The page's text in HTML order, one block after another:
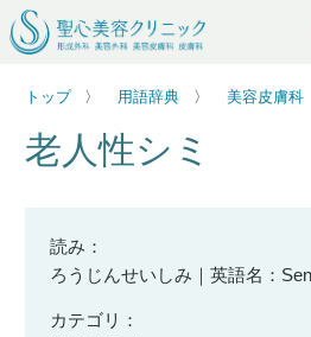
トップ 用語辞典 美容皮膚科
老人性シミ
読み：
ろうじんせいしみ｜英語名：
カテゴリ：